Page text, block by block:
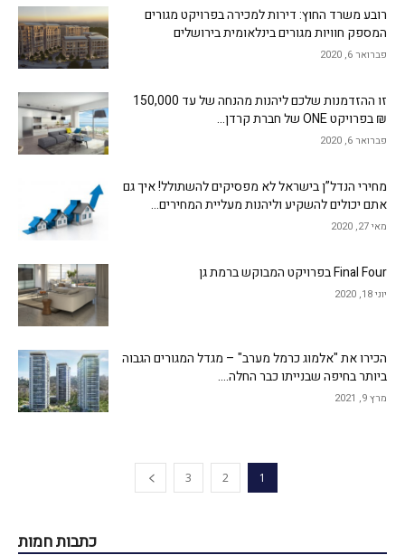
רובע משרד החוץ: דירות למכירה בפרויקט מגורים
המספק חוויות מגורים בינלאומית בירושלים
פברואר 6, 2020
זו ההזדמנות שלכם ליהנות מהנחה של עד 150,000
₪ בפרויקט ONE של חברת קרדן...
פברואר 6, 2020
מחירי הנדל”ן בישראל לא מפסיקים להשתולל! איך גם
אתם יכולים להשקיע וליהנות מעליית המחירים...
מאי 27, 2020
Final Four בפרויקט המבוקש ברמת גן
יוני 18, 2020
הכירו את "אלמוג כרמל מערב" – מגדל המגורים הגבוה
ביותר בחיפה שבנייתו כבר החלה....
מרץ 9, 2021
1
2
3
כתבות חמות